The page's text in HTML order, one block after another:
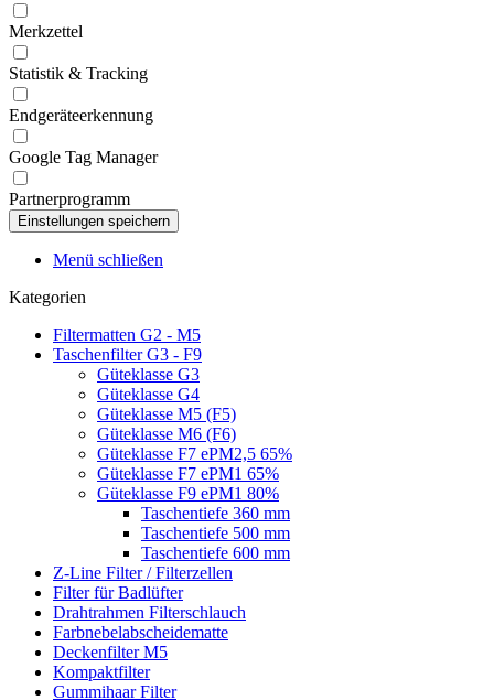
Merkzettel
Statistik & Tracking
Endgeräteerkennung
Google Tag Manager
Partnerprogramm
Menü schließen
Kategorien
Filtermatten G2 - M5
Taschenfilter G3 - F9
Güteklasse G3
Güteklasse G4
Güteklasse M5 (F5)
Güteklasse M6 (F6)
Güteklasse F7 ePM2,5 65%
Güteklasse F7 ePM1 65%
Güteklasse F9 ePM1 80%
Taschentiefe 360 mm
Taschentiefe 500 mm
Taschentiefe 600 mm
Z-Line Filter / Filterzellen
Filter für Badlüfter
Drahtrahmen Filterschlauch
Farbnebelabscheidematte
Deckenfilter M5
Kompaktfilter
Gummihaar Filter